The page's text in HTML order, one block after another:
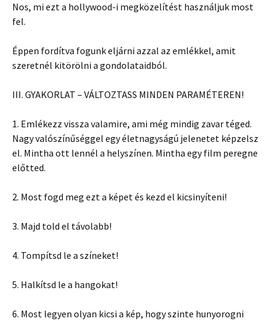
Nos, mi ezt a hollywood-i megközelítést használjuk most
fel.
Éppen fordítva fogunk eljárni azzal az emlékkel, amit
szeretnél kitörölni a gondolataidból.
III. GYAKORLAT – VÁLTOZTASS MINDEN PARAMÉTEREN!
1. Emlékezz vissza valamire, ami még mindig zavar téged.
Nagy valószínűséggel egy életnagyságú jelenetet képzelsz
el. Mintha ott lennél a helyszínen. Mintha egy film peregne
előtted.
2. Most fogd meg ezt a képet és kezd el kicsinyíteni!
3. Majd told el távolabb!
4. Tompítsd le a színeket!
5. Halkítsd le a hangokat!
6. Most legyen olyan kicsi a kép, hogy szinte hunyorogni